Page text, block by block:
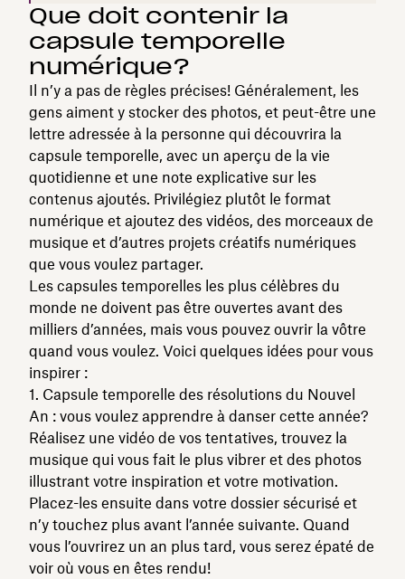
Que doit contenir la
capsule temporelle
numérique?
Il n’y a pas de règles précises! Généralement, les
gens aiment y stocker des photos, et peut-être une
lettre adressée à la personne qui découvrira la
capsule temporelle, avec un aperçu de la vie
quotidienne et une note explicative sur les
contenus ajoutés. Privilégiez plutôt le format
numérique et ajoutez des vidéos, des morceaux de
musique et d’autres projets créatifs numériques
que vous voulez partager.
Les capsules temporelles les plus célèbres du
monde ne doivent pas être ouvertes avant des
milliers d’années, mais vous pouvez ouvrir la vôtre
quand vous voulez. Voici quelques idées pour vous
inspirer :
Capsule temporelle des résolutions du Nouvel
An : vous voulez apprendre à danser cette année?
Réalisez une vidéo de vos tentatives, trouvez la
musique qui vous fait le plus vibrer et des photos
illustrant votre inspiration et votre motivation.
Placez-les ensuite dans votre dossier sécurisé et
n’y touchez plus avant l’année suivante. Quand
vous l’ouvrirez un an plus tard, vous serez épaté de
voir où vous en êtes rendu!